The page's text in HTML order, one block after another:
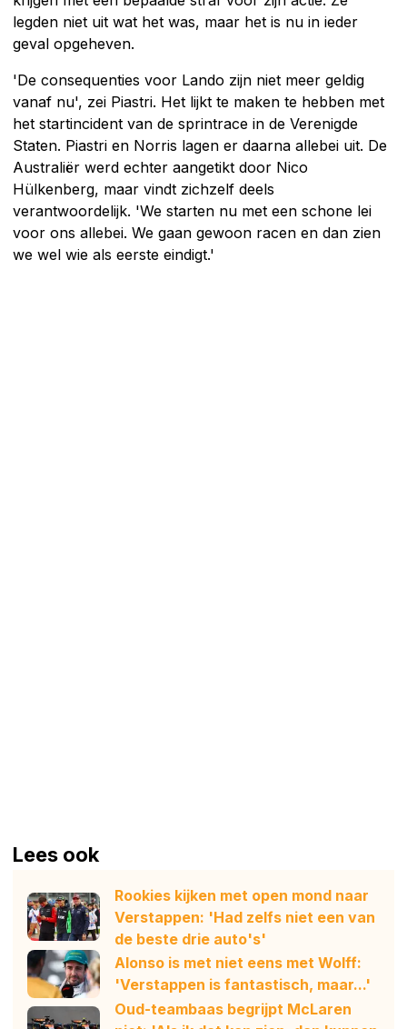
legden niet uit wat het was, maar het is nu in ieder
geval opgeheven.
'De consequenties voor Lando zijn niet meer geldig
vanaf nu', zei Piastri. Het lijkt te maken te hebben met
het startincident van de sprintrace in de Verenigde
Staten. Piastri en Norris lagen er daarna allebei uit. De
Australiër werd echter aangetikt door Nico
Hülkenberg, maar vindt zichzelf deels
verantwoordelijk. 'We starten nu met een schone lei
voor ons allebei. We gaan gewoon racen en dan zien
we wel wie als eerste eindigt.'
Lees ook
Rookies kijken met open mond naar
Verstappen: 'Had zelfs niet een van
de beste drie auto's'
Alonso is met niet eens met Wolff:
'Verstappen is fantastisch, maar...'
Oud-teambaas begrijpt McLaren